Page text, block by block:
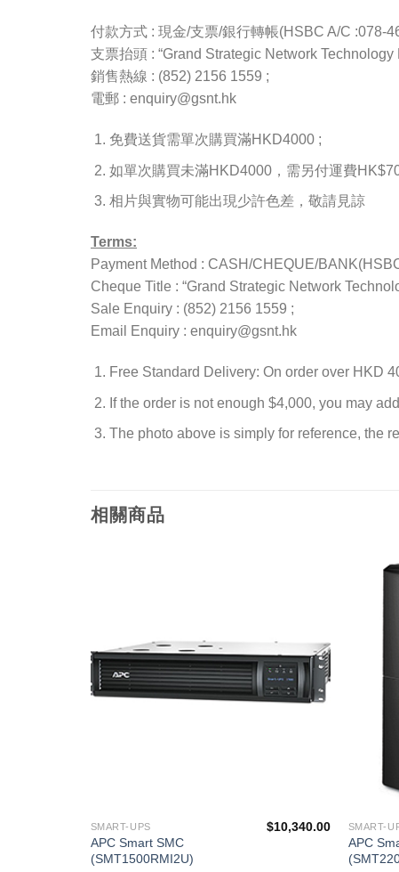
付款方式 : 現金/支票/銀行轉帳(HSBC A/C :078-
支票抬頭 : “Grand Strategic Network Technology
銷售熱線 : (852) 2156 1559 ;
電郵 : enquiry@gsnt.hk
免費送貨需單次購買滿HKD4000 ;
如單次購買未滿HKD4000，需另付運費
相片與實物可能出現少許色差，敬請見諒
Terms:
Payment Method : CASH/CHEQUE/
Cheque Title : “Grand Strategic Network
Sale Enquiry : (852) 2156 1559 ;
Email Enquiry : enquiry@gsnt.hk
Free Standard Delivery: On order over HKD
If the order is not enough $4,000, you may
The photo above is simply for reference, the
相關商品
SMART-UPS
APC Smart SMC
(SMT1500RMI2U)
$10,340.00 SMART-
APC